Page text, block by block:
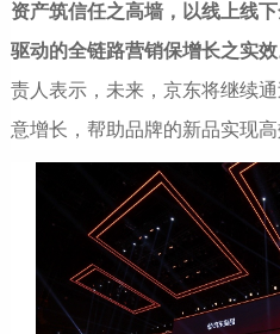
资产筑信任之高墙，以线上线
驱动的全链路营销保增长之实效
责人表示，未来，京东将继续
意增长，帮助品牌的新品实现高